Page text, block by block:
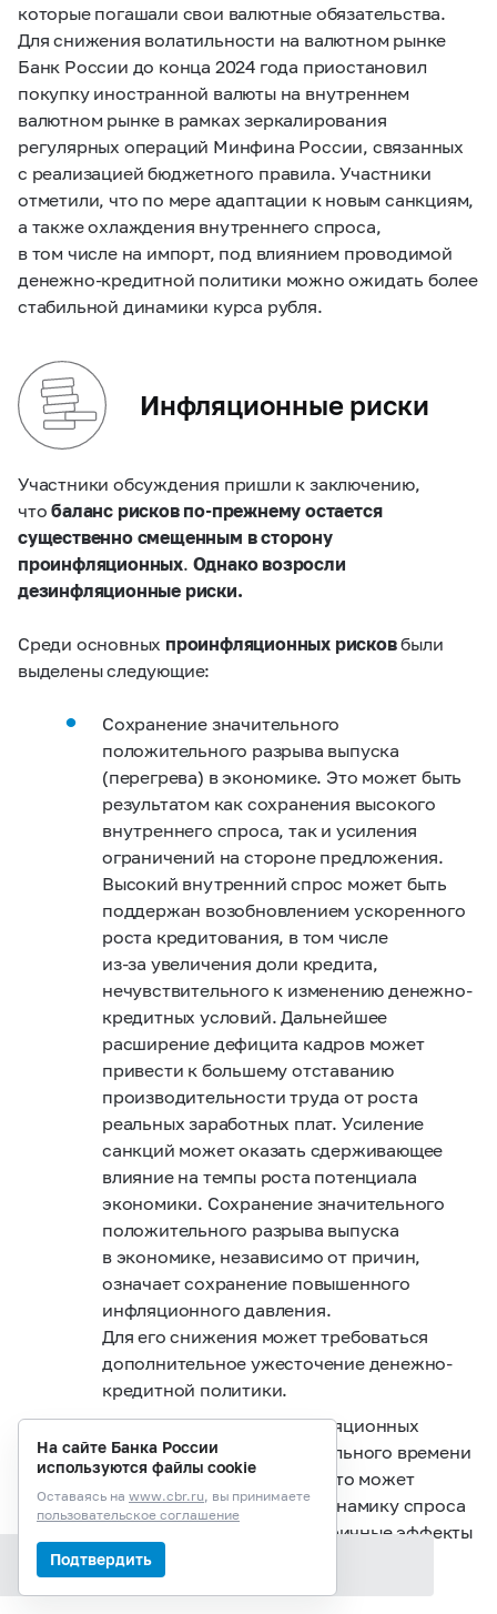
Содержание раздела
которые погашали свои валютные обязательства.
Для снижения волатильности на валютном рынке
Банк России до конца 2024 года приостановил
покупку иностранной валюты на внутреннем
валютном рынке в рамках зеркалирования
регулярных операций Минфина России, связанных
с реализацией бюджетного правила. Участники
отметили, что по мере адаптации к новым санкциям,
а также охлаждения внутреннего спроса,
в том числе на импорт, под влиянием проводимой
денежно-кредитной политики можно ожидать более
стабильной динамики курса рубля.
Инфляционные риски
Участники обсуждения пришли к заключению,
чтобаланс рисков по‑прежнему остается
существенно смещенным в сторону
проинфляционных. Однако возросли
дезинфляционные риски.
Среди основных проинфляционных рисковбыли
выделены следующие:
Сохранение значительного
положительного разрыва выпуска
(перегрева) в экономике. Это может быть
результатом как сохранения высокого
внутреннего спроса, так и усиления
ограничений на стороне предложения.
Высокий внутренний спрос может быть
поддержан возобновлением ускоренного
роста кредитования, в том числе
из‑за увеличения доли кредита,
нечувствительного к изменению денежно-
кредитных условий. Дальнейшее
расширение дефицита кадров может
привести к большему отставанию
производительности труда от роста
реальных заработных плат. Усиление
санкций может оказать сдерживающее
влияние на темпы роста потенциала
экономики. Сохранение значительного
положительного разрыва выпуска
в экономике, независимо от причин,
означает сохранение повышенного
инфляционного давления.
Для его снижения может требоваться
дополнительное ужесточение денежно-
кредитной политики.
Сохранение высоких инфляционных
ожиданий в течение длительного времени
или их дальнейший рост.
Это может
как напрямую влиять на динамику спроса
и цен, так и усиливать вторичные эффекты
от разовых факторов в динамике
инфляции.
На сайте Банка России
используются файлы cookie
Оставаясь на www.cbr.ru, вы принимаете
пользовательское соглашение
Подтвердить